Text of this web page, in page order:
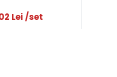
Lei /set